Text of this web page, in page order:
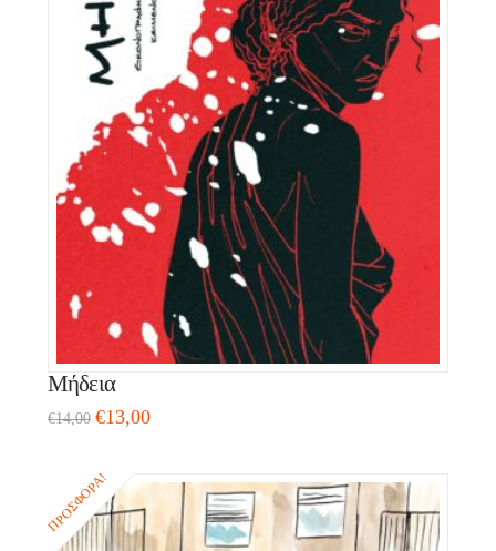
Μήδεια
€14,00 €13,00
ΠΡΟΣΦΟΡΆ!